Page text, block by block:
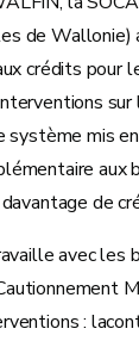
de Wallonie)
crédits pour
mis
aux
de
avec les
: